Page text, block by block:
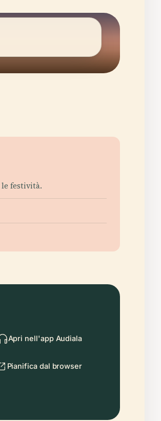
le festività.
Apri nell'app Audiala
Pianifica dal browser